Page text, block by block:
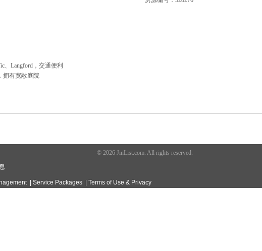
、Langford，交通便利
拥有宽敞庭院
© 2026 JinList.com. All rights reserved.
|Service Packages |Terms of Use & Privacy